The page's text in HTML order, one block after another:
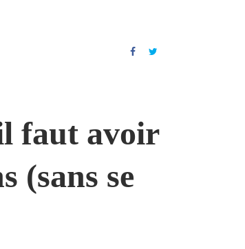
faut avoir
(sans se